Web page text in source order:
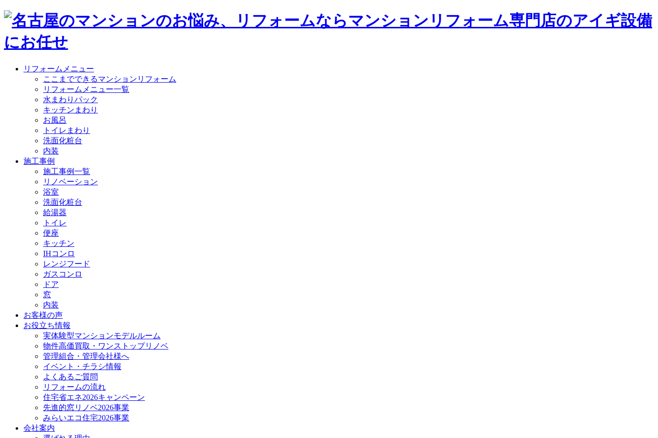
リフォームメニュー
ここまでできるマンションリフォーム
リフォームメニュー一覧
水まわりパック
キッチンまわり
お風呂
トイレまわり
洗面化粧台
内装
施工事例
施工事例一覧
リノベーション
浴室
洗面化粧台
給湯器
トイレ
便座
キッチン
IHコンロ
レンジフード
ガスコンロ
ドア
窓
内装
お客様の声
お役立ち情報
実体験型マンションモデルルーム
物件高価買取・ワンストップリノベ
管理組合・管理会社様へ
イベント・チラシ情報
よくあるご質問
リフォームの流れ
住宅省エネ2026キャンペーン
先進的窓リノベ2026事業
みらいエコ住宅2026事業
会社案内